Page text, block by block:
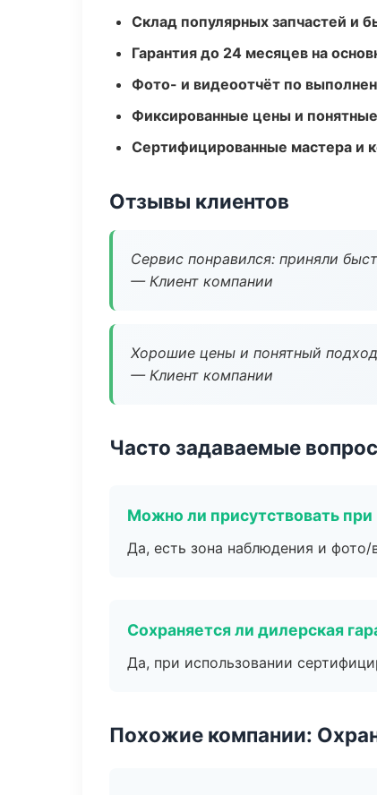
Склад популярных запчастей и
Гарантия до 24 месяцев на
Фото- и видеоотчёт по
Фиксированные цены и
Сертифицированные мастера и
Отзывы клиентов
Сервис понравился: приняли
— Клиент компании
Хорошие цены и понятный
— Клиент компании
Часто задаваемые
Можно ли присутствовать
Да, есть зона наблюдения и фото/
Сохраняется ли дилерская
Да, при использовании
Похожие компании: